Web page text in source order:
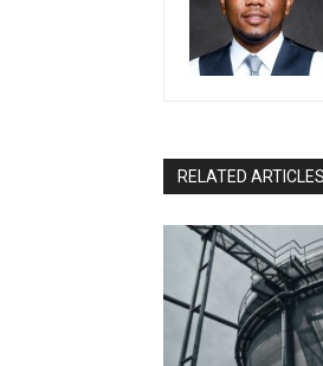
RELATED ARTICLES